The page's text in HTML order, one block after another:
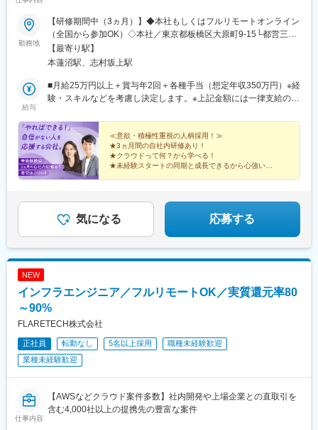
勤務地
【研修期間中（3ヵ月）】◆本社もしくはフルリモートオンライン
（全国から参加OK）◇本社／東京都板橋区大原町9-15└都営三田
線「本蓮沼駅」より徒歩4分└都営三田線「志村坂上駅」より徒歩
9分【研修終了後】◆東京23区を中心とした全国各地のITプロジェ
ん。※すべて徒歩10分以内の駅チカオフィスです。※フルリモー
ト・在宅勤務・リモートワークはプロジェクトによって異なりま
【最寄り駅】
本蓮沼駅、志村坂上駅
給与
■月給25万円以上＋賞与年2回＋各種手当（想定年収350万円）※経
験・スキルなどを考慮し決定します。※上記金額には一律支給の住
（期間中は月給23万円以上で、その他の待遇に変更なし）☆経験
がある方は、現職・前職給与を考慮します。☆明確な評価制度あ
り。個人の頑張りに応じて評価します。【年収例】年収450万円
（経験2年入社）年収750万円（経験3年入社）年収950万円（経験
5年入社）
≪意欲・積極性重視の人柄採用！≫
★3ヵ月間の自社内研修あり！
★クラウドって何？から学べる！
★未経験スタートの同期と成長できるから心強い！
気になる 応募する
NEW
インフラエンジニア／フルリモートOK／実質還元率80
～90%
FLARETECH株式会社
正社員 転勤なし 5名以上採用
職種未経験歓迎
業種未経験歓迎
仕事内容
【AWSなどクラウド案件多数】社内開発や上場企業との直取引を
含む4,000社以上の提携先の豊富な案件